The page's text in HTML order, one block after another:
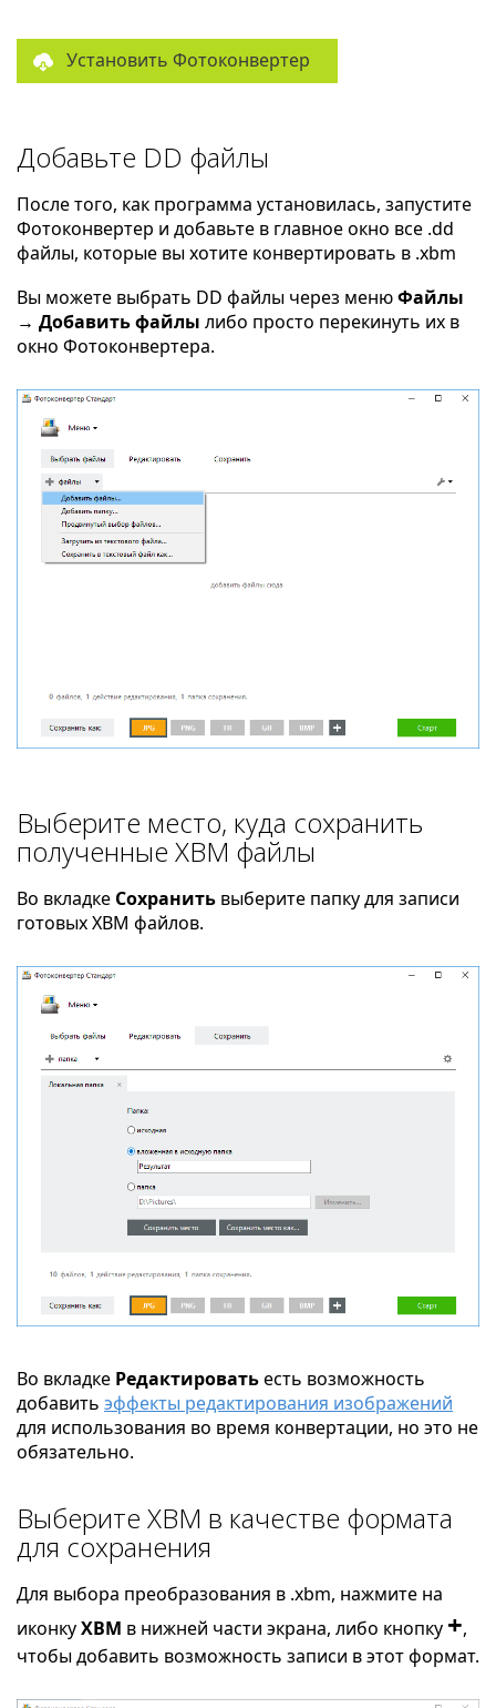
Установить Фотоконвертер
Добавьте DD файлы
После того, как программа установилась, запустите
Фотоконвертер и добавьте в главное окно все .dd
файлы, которые вы хотите конвертировать в .xbm
Вы можете выбрать DD файлы через менюФайлы
→ Добавить файлы либо просто перекинуть их в
окно Фотоконвертера.
Выберите место, куда сохранить
полученные XBM файлы
Во вкладке Сохранить выберите папку для записи
готовых XBM файлов.
Во вкладке Редактироватьесть возможность
добавить эффекты редактирования изображений
для использования во время конвертации, но это не
обязательно.
Выберите XBM в качестве формата
для сохранения
Для выбора преобразования в .xbm, нажмите на
иконкуXBM в нижней части экрана, либо кнопку +,
чтобы добавить возможность записи в этот формат.